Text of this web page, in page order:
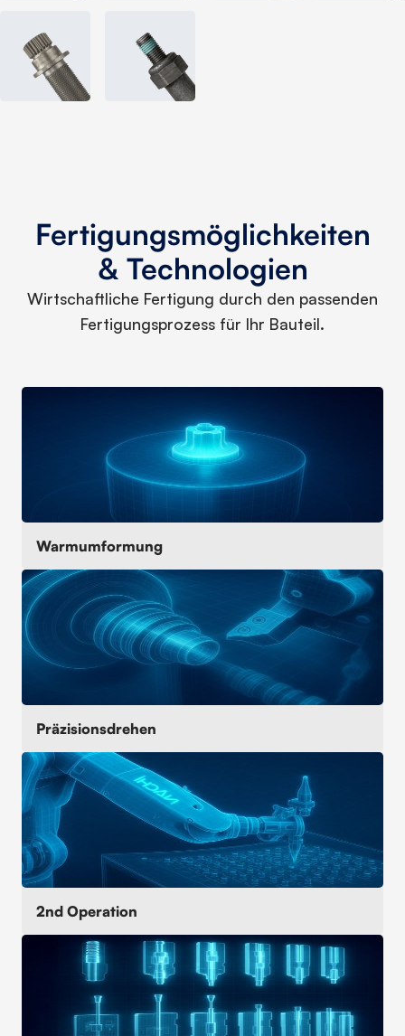
Fertigungsmöglichkeiten
& Technologien
Wirtschaftliche Fertigung durch den passenden
Fertigungsprozess für Ihr Bauteil.
Warmumformung
Präzisionsdrehen
2nd Operation